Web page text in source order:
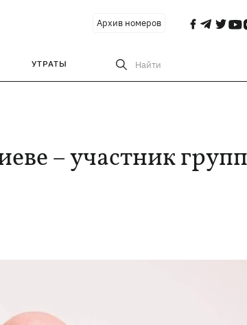
Архив номеров
УТРАТЫ Найти
– участник